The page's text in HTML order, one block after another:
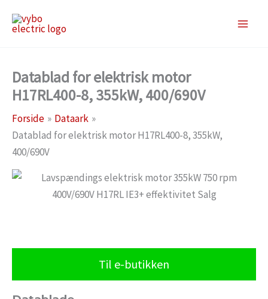
Datablad for elektrisk motor
H17RL400-8, 355kW, 400/690V
Forside
Dataark
Datablad for elektrisk motor H17RL400-8, 355kW,
400/690V
Til e-butikken